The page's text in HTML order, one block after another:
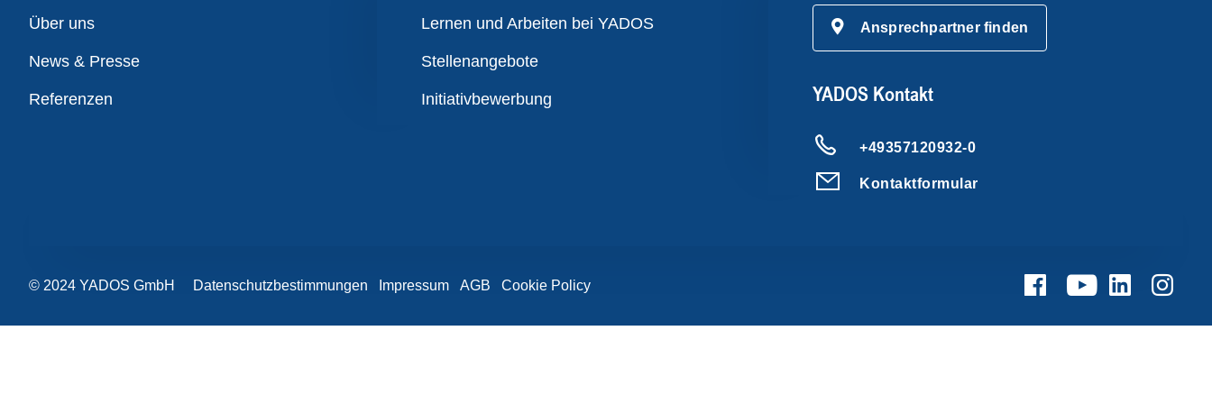
Übersicht
Über uns
News & Presse
Referenzen
Übersicht
Lernen und Arbeiten bei YADOS
Stellenangebote
Initiativbewerbung
Ansprechpartner finden
YADOS Kontakt
+49357120932-0
Kontaktformular
© 2024 YADOS GmbH Datenschutzbestimmungen Impressum AGB Cookie Policy